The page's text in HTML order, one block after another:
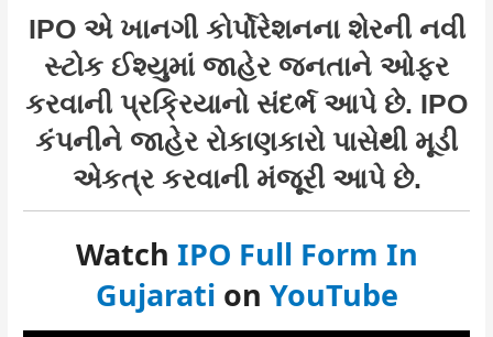
IPO એ ખાનગી કોર્પોરેશનના શેરની નવી
સ્ટોક ઈશ્યુમાં જાહેર જનતાને ઓફર
કરવાની પ્રક્રિયાનો સંદર્ભ આપે છે. IPO
કંપનીને જાહેર રોકાણકારો પાસેથી મૂડી
એકત્ર કરવાની મંજૂરી આપે છે.
Watch IPO Full Form In
Gujarati on YouTube